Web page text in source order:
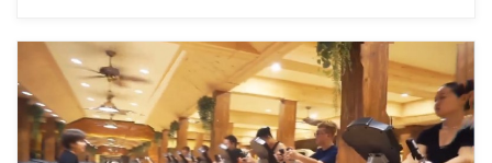
? Khi check-in từ sau 16:00
? Chỉ duy nhất 01 ngày 09/07/2019